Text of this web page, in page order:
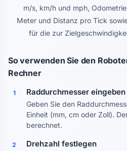
m/s, km/h und mph,
Meter und Distanz pro Tick
für die zur
So verwenden Sie den
Rechner
1 Raddurchmesser eingeben
Geben Sie den
Einheit (mm, cm oder Zoll).
berechnet.
2 Drehzahl festlegen